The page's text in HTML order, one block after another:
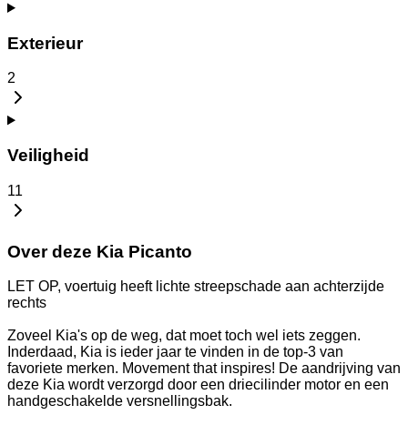
Exterieur
2
Veiligheid
11
Over deze Kia Picanto
LET OP, voertuig heeft lichte streepschade aan achterzijde
rechts
Zoveel Kia's op de weg, dat moet toch wel iets zeggen.
Inderdaad, Kia is ieder jaar te vinden in de top-3 van
favoriete merken. Movement that inspires! De aandrijving van
deze Kia wordt verzorgd door een driecilinder motor en een
handgeschakelde versnellingsbak.